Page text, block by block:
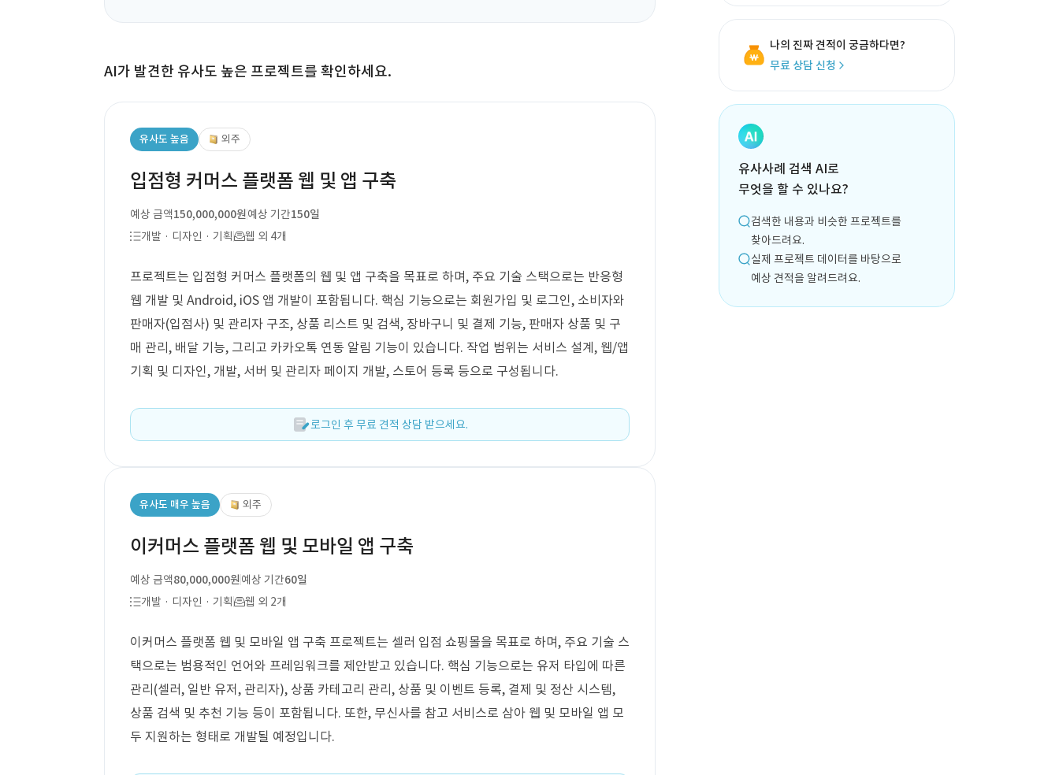
AI가 발견한 유사도 높은 프로젝트를 확인하세요.
유사도 높음 외주
입점형 커머스 플랫폼 웹 및 앱 구축
예상 금액150,000,000원예상 기간150일
개발 · 디자인 · 기획
웹 외 4개
프로젝트는 입점형 커머스 플랫폼의 웹 및 앱 구축을 목표로 하며, 주요 기술 스택으로는 반응형
웹 개발 및 Android, iOS 앱 개발이 포함됩니다. 핵심 기능으로는 회원가입 및 로그인, 소비자와
판매자(입점사) 및 관리자 구조, 상품 리스트 및 검색, 장바구니 및 결제 기능, 판매자 상품 및 구
매 관리, 배달 기능, 그리고 카카오톡 연동 알림 기능이 있습니다. 작업 범위는 서비스 설계, 웹/앱
기획 및 디자인, 개발, 서버 및 관리자 페이지 개발, 스토어 등록 등으로 구성됩니다.
로그인 후 무료 견적 상담 받으세요.
유사도 매우 높음 외주
이커머스 플랫폼 웹 및 모바일 앱 구축
예상 금액80,000,000원예상 기간60일
개발 · 디자인 · 기획
웹 외 2개
이커머스 플랫폼 웹 및 모바일 앱 구축 프로젝트는 셀러 입점 쇼핑몰을 목표로 하며, 주요 기술 스
택으로는 범용적인 언어와 프레임워크를 제안받고 있습니다. 핵심 기능으로는 유저 타입에 따른
관리(셀러, 일반 유저, 관리자), 상품 카테고리 관리, 상품 및 이벤트 등록, 결제 및 정산 시스템,
상품 검색 및 추천 기능 등이 포함됩니다. 또한, 무신사를 참고 서비스로 삼아 웹 및 모바일 앱 모
두 지원하는 형태로 개발될 예정입니다.
나의 진짜 견적이 궁금하다면?
무료 상담 신청
유사사례 검색 AI로
무엇을 할 수 있나요?
검색한 내용과 비슷한 프로젝트를
찾아드려요.
실제 프로젝트 데이터를 바탕으로
예상 견적을 알려드려요.